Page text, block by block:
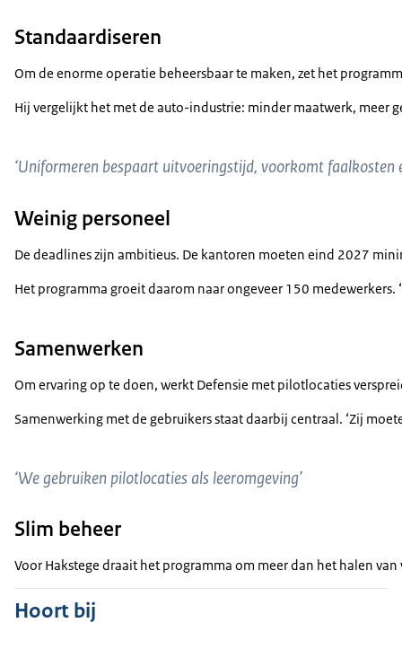
Standaardiseren
Om de enorme operatie beheersbaar te maken, zet het
Hij vergelijkt het met de auto-industrie: minder maatwerk, meer
‘Uniformeren bespaart uitvoeringstijd, voorkomt faalkosten
Weinig personeel
De deadlines zijn ambitieus. De kantoren moeten eind 2027
Het programma groeit daarom naar ongeveer 150
Samenwerken
Om ervaring op te doen, werkt Defensie met pilotlocaties
Samenwerking met de gebruikers staat daarbij centraal. ‘Zij
‘We gebruiken pilotlocaties als leeromgeving’
Slim beheer
Voor Hakstege draait het programma om meer dan het halen
Hoort bij